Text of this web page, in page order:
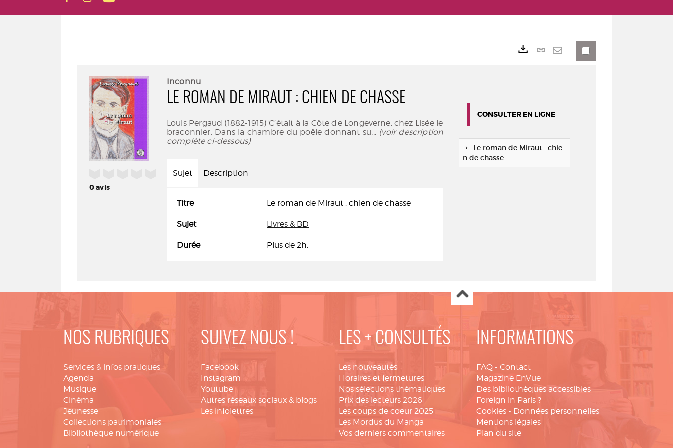
0avis
Inconnu
LE ROMAN DE MIRAUT : CHIEN DE CHASSE
Louis Pergaud (1882-1915)"C’était à la Côte de Longeverne, chez Lisée le
braconnier. Dans la chambre du poêle donnant su... (voir description
complète ci-dessous)
Sujet Description
Titre Le roman de Miraut : chien de chasse
Sujet Livres & BD
Durée Plus de 2h.
Lien
CONSULTER EN LIGNE
Le roman de Miraut : chie
n de chasse
NOS RUBRIQUES
Services & infos pratiques
Agenda
Musique
Cinéma
Jeunesse
Collections patrimoniales
Bibliothèque numérique
SUIVEZ NOUS !
Facebook
Instagram
Youtube
Autres réseaux sociaux & blogs
Les infolettres
LES + CONSULTÉS
Les nouveautés
Horaires et fermetures
Nos sélections thématiques
Prix des lecteurs 2026
Les coups de coeur 2025
Les Mordus du Manga
Vos derniers commentaires
INFORMATIONS
FAQ - Contact
Magazine EnVue
Des bibliothèques accessibles
Foreign in Paris ?
Cookies - Données personnelles
Mentions légales
Plan du site